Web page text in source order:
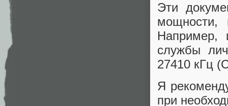
Эти
мощности,
Например,
службы
27410 кГц
Я
при